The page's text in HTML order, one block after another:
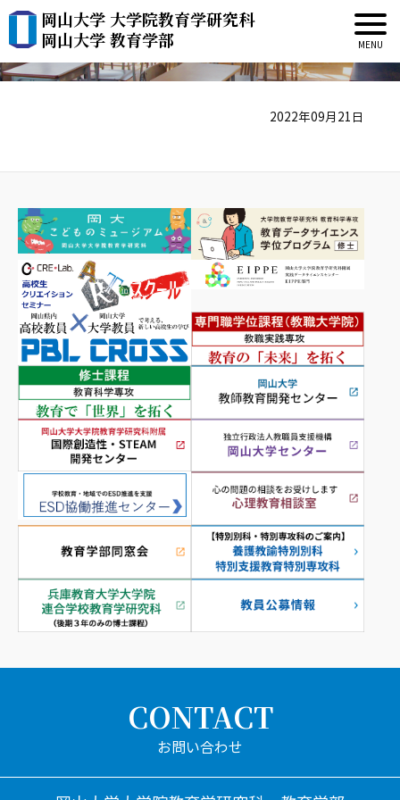
岡山大学 大学院教育学研究科
岡山大学 教育学部
SCOTT GARDNER
2022年09月21日
CONTACT